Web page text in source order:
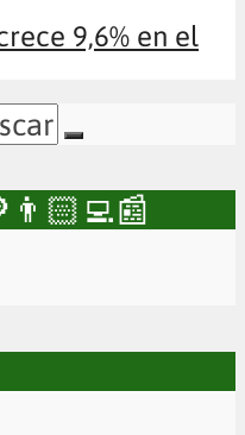
9,6% en el